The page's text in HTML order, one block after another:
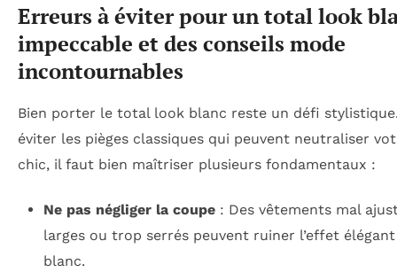
Erreurs à éviter pour un total look
impeccable et des conseils mode
incontournables
Bien porter le total look blanc reste un défi
éviter les pièges classiques qui peuvent neutraliser
chic, il faut bien maîtriser plusieurs fondamentaux :
Ne pas négliger la coupe: Des vêtements mal
larges ou trop serrés peuvent ruiner l’effet
blanc.